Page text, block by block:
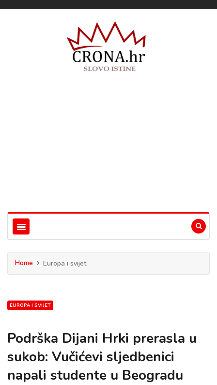
Home Europa i svijet
EUROPA I SVIJET
Podrška Dijani Hrki prerasla u
sukob: Vučićevi sljedbenici
napali studente u Beogradu